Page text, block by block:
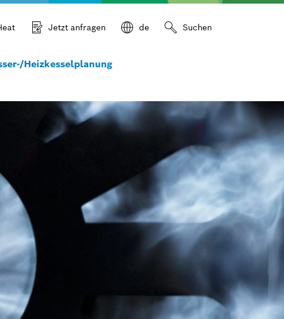
Jetzt anfragen de Suchen
Heizkesselplanung